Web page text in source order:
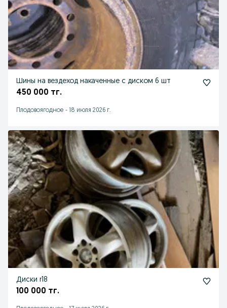
Шины на вездеход накаченные с диском 6 шт
450 000 тг.
Плодовоягодное - 18 июля 2026 г.
Диски r18
100 000 тг.